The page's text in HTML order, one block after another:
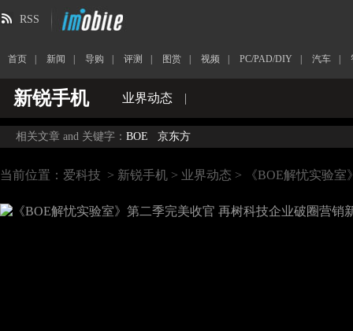
RSS
首页 新闻 导购 评测 图赏 视频 PC/PAD/DIY 汽车
新锐手机 业界动态 |
相关文章 and 关键字： BOE 京东方
当前位置： 爱科技 > 新锐手机 > 业界动态 > 《BOE解忧实验室